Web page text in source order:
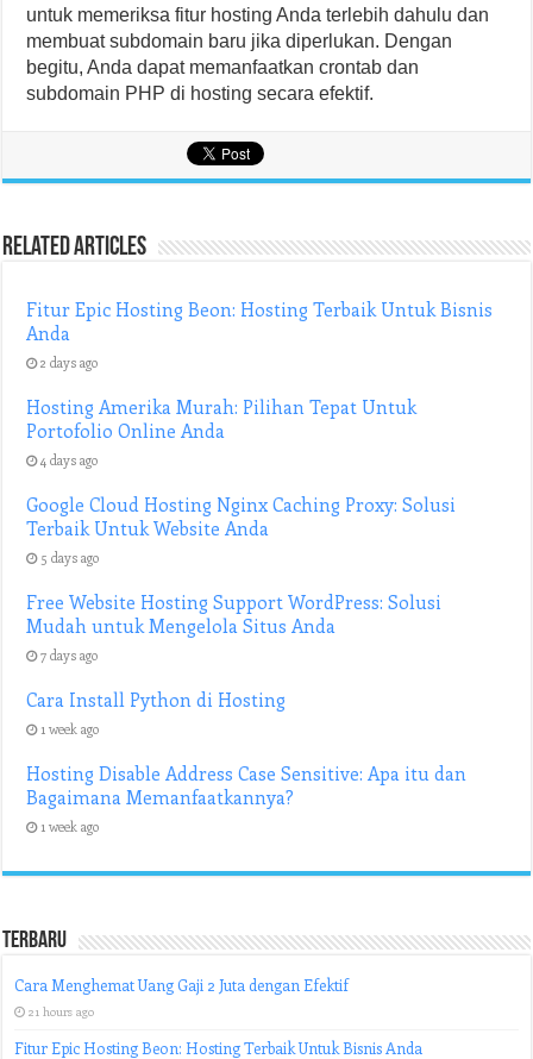
untuk memeriksa fitur hosting Anda terlebih dahulu dan
membuat subdomain baru jika diperlukan. Dengan
begitu, Anda dapat memanfaatkan crontab dan
subdomain PHP di hosting secara efektif.
Related Articles
Fitur Epic Hosting Beon: Hosting Terbaik Untuk Bisnis
Anda
2 days ago
Hosting Amerika Murah: Pilihan Tepat Untuk
Portofolio Online Anda
4 days ago
Google Cloud Hosting Nginx Caching Proxy: Solusi
Terbaik Untuk Website Anda
5 days ago
Free Website Hosting Support WordPress: Solusi
Mudah untuk Mengelola Situs Anda
7 days ago
Cara Install Python di Hosting
1 week ago
Hosting Disable Address Case Sensitive: Apa itu dan
Bagaimana Memanfaatkannya?
1 week ago
Terbaru
Cara Menghemat Uang Gaji 2 Juta dengan Efektif
21 hours ago
Fitur Epic Hosting Beon: Hosting Terbaik Untuk Bisnis Anda